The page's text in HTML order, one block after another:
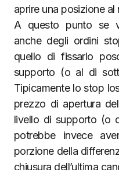
aprire una posizione al
A questo punto se
anche degli ordini
quello di fissarlo
supporto (o al di
Tipicamente lo stop
prezzo di apertura
livello di supporto (o
potrebbe invece
porzione della
chiusura dell’ultima